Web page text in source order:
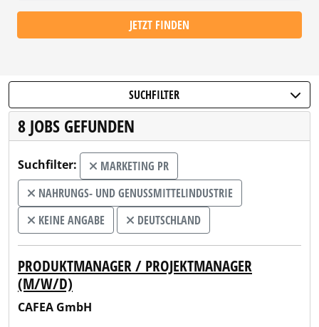
JETZT FINDEN
SUCHFILTER
8 JOBS GEFUNDEN
Suchfilter:
MARKETING PR
NAHRUNGS- UND GENUSSMITTELINDUSTRIE
KEINE ANGABE
DEUTSCHLAND
PRODUKTMANAGER / PROJEKTMANAGER
(M/W/D)
CAFEA GmbH